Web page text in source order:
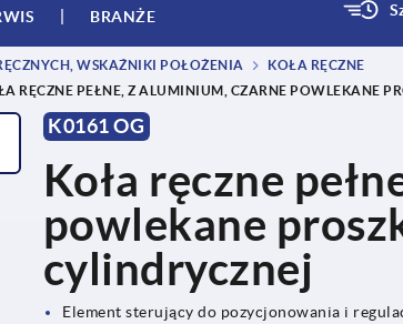
BRANŻE
WSKAŹNIKI POŁOŻENIA
KOŁA RĘCZNE
RĘCZNE PEŁNE, Z ALUMINIUM, CZARNE POWLEKANE
K0161 OG
Koła ręczne
powlekane
cylindrycznej
Element sterujący do pozycjonowania i